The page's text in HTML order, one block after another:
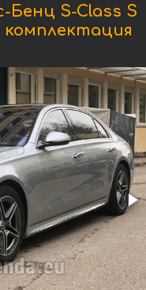
S-Class S
комплектация